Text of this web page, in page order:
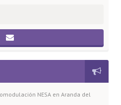
NESA en Aranda del